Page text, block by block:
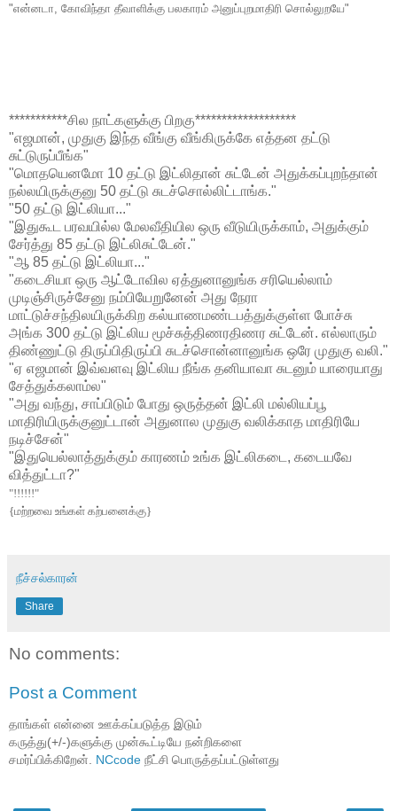
"என்னடா, கோவிந்தா தீவாளிக்கு பலகாரம் அனுப்புறமாதிரி சொல்லுறயே"
***********சில நாட்களுக்கு பிறகு*******************
"எஜமான், முதுகு இந்த வீங்கு வீங்கிருக்கே எத்தன தட்டு
சுட்டுருப்பீங்க"
"மொதயெனமோ 10 தட்டு இட்லிதான் சுட்டேன் அதுக்கப்புறந்தான்
நல்லயிருக்குனு 50 தட்டு சுடச்சொல்லிட்டாங்க."
"50 தட்டு இட்லியா..."
"இதுகூட பரவயில்ல மேலவீதியில ஒரு வீடுயிருக்காம், அதுக்கும்
சேர்த்து 85 தட்டு இட்லிசுட்டேன்."
"ஆ 85 தட்டு இட்லியா..."
"கடைசியா ஒரு ஆட்டோவில ஏத்துனானுங்க சரியெல்லாம்
முடிஞ்சிருச்சேனு நம்பியேறுனேன் அது நேரா
மாட்டுச்சந்திலயிருக்கிற கல்யாணமண்டபத்துக்குள்ள போச்சு
அங்க 300 தட்டு இட்லிய மூச்சுத்திணரதிணர சுட்டேன். எல்லாரும்
திண்ணுட்டு திருப்பிதிருப்பி சுடச்சொன்னானுங்க ஒரே முதுகு வலி."
"ஏ எஜமான் இவ்வளவு இட்லிய நீங்க தனியாவா சுடனும் யாரையாது
சேத்துக்கலாம்ல"
"அது வந்து, சாப்பிடும் போது ஒருத்தன் இட்லி மல்லியப்பூ
மாதிரியிருக்குனுட்டான் அதுனால முதுகு வலிக்காத மாதிரியே
நடிச்சேன்"
"இதுயெல்லாத்துக்கும் காரணம் உங்க இட்லிகடை, கடையவே
வித்துட்டா?"
"!!!!!!"
{மற்றவை உங்கள் கற்பனைக்கு}
நீச்சல்காரன்
Share
No comments:
Post a Comment
தாங்கள் என்னை ஊக்கப்படுத்த இடும்
கருத்து(+/-)களுக்கு முன்கூட்டியே நன்றிகளை
சமர்ப்பிக்கிறேன். NCcode நீட்சி பொருத்தப்பட்டுள்ளது